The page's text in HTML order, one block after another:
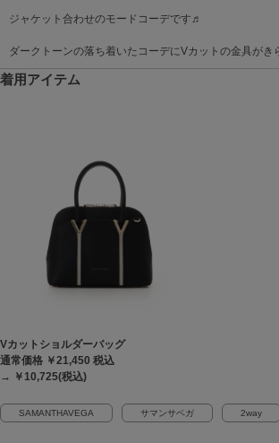
ジャケット合わせのモードコーデです♬
ダークトーンの落ち着いたコーデにVカットの金具がき
着用アイテム
Vカットショルダーバッグ
通常価格 ￥21,450 税込
→ ￥10,725(税込)
SAMANTHAVEGA サマンサベガ 2way